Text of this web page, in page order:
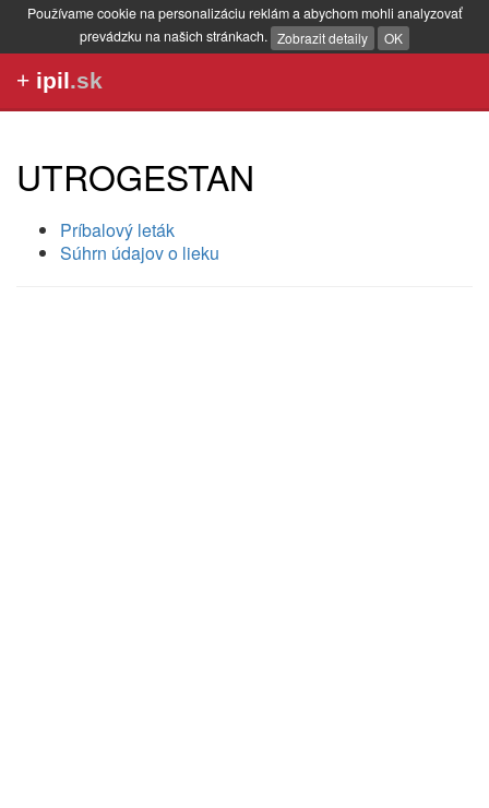
Používame cookie na personalizáciu reklám a abychom mohli analyzovať
prevádzku na našich stránkach. Zobrazit detaily OK
+ ipil.sk
UTROGESTAN
Príbalový leták
Súhrn údajov o lieku